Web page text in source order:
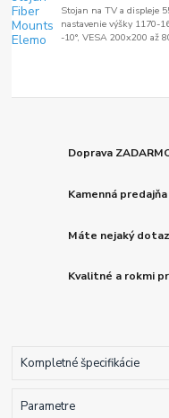
Stojan na TV a displeje
nastavenie výšky 1170-
-10°, VESA 200x200 až
Doprava
Kamenná
Máte nejaký
Kvalitné a rokmi
Kompletné špecifikácie
Parametre